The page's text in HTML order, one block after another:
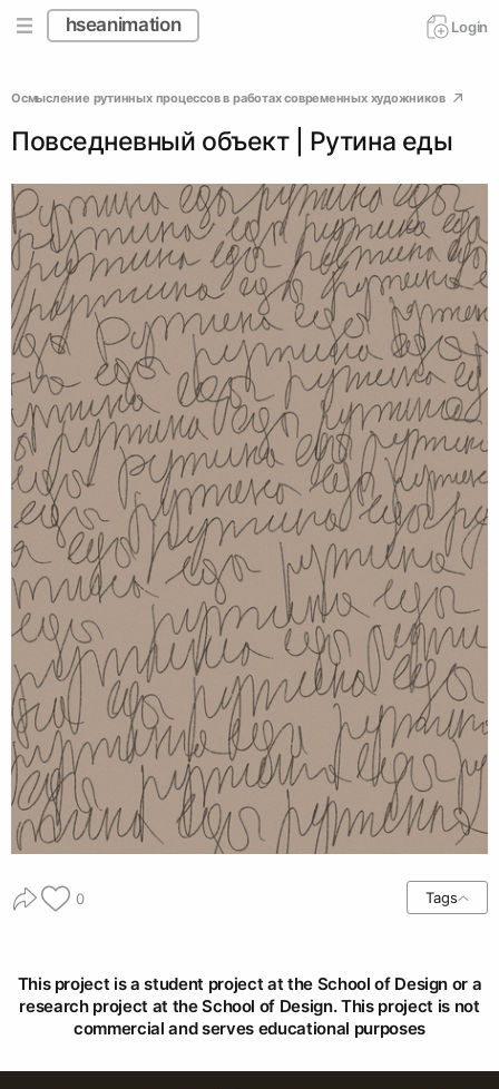
hseanimation Login
Осмысление рутинных процессов в работах современных художников
Повседневный объект | Рутина еды
0 Tags
This project is a student project at the School of Design or a
research project at the School of Design. This project is not
commercial and serves educational purposes